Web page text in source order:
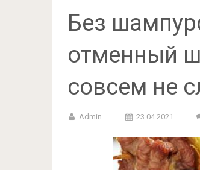
Без
отменный
совсем не
Admin 23.04.2021